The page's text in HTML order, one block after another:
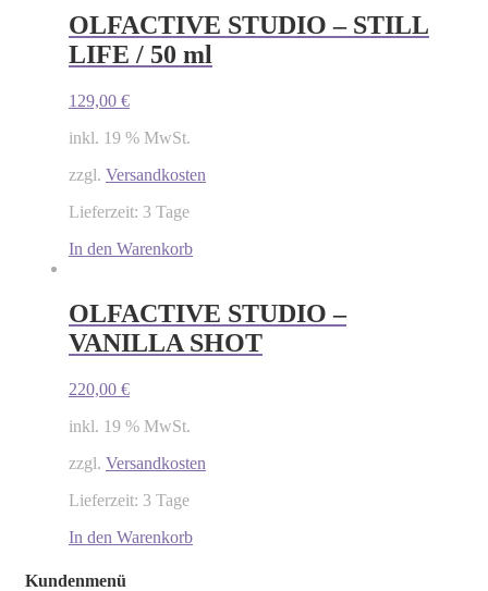
OLFACTIVE STUDIO – STILL
LIFE / 50 ml
129,00 €
inkl. 19 % MwSt.
zzgl. Versandkosten
Lieferzeit: 3 Tage
In den Warenkorb
OLFACTIVE STUDIO –
VANILLA SHOT
220,00 €
inkl. 19 % MwSt.
zzgl. Versandkosten
Lieferzeit: 3 Tage
In den Warenkorb
Kundenmenü